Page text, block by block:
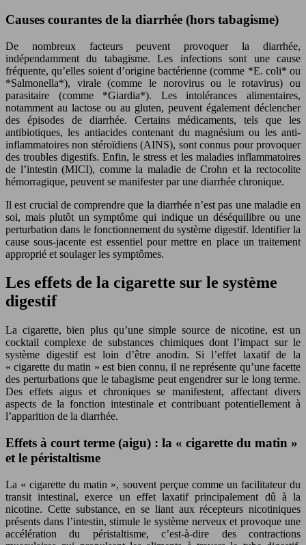
Causes courantes de la diarrhée (hors tabagisme)
De nombreux facteurs peuvent provoquer la diarrhée,
indépendamment du tabagisme. Les infections sont une cause
fréquente, qu’elles soient d’origine bactérienne (comme *E. coli* ou
*Salmonella*), virale (comme le norovirus ou le rotavirus) ou
parasitaire (comme *Giardia*). Les intolérances alimentaires,
notamment au lactose ou au gluten, peuvent également déclencher
des épisodes de diarrhée. Certains médicaments, tels que les
antibiotiques, les antiacides contenant du magnésium ou les anti-
inflammatoires non stéroïdiens (AINS), sont connus pour provoquer
des troubles digestifs. Enfin, le stress et les maladies inflammatoires
de l’intestin (MICI), comme la maladie de Crohn et la rectocolite
hémorragique, peuvent se manifester par une diarrhée chronique.
Il est crucial de comprendre que la diarrhée n’est pas une maladie en
soi, mais plutôt un symptôme qui indique un déséquilibre ou une
perturbation dans le fonctionnement du système digestif. Identifier la
cause sous-jacente est essentiel pour mettre en place un traitement
approprié et soulager les symptômes.
Les effets de la cigarette sur le système
digestif
La cigarette, bien plus qu’une simple source de nicotine, est un
cocktail complexe de substances chimiques dont l’impact sur le
système digestif est loin d’être anodin. Si l’effet laxatif de la
« cigarette du matin » est bien connu, il ne représente qu’une facette
des perturbations que le tabagisme peut engendrer sur le long terme.
Des effets aigus et chroniques se manifestent, affectant divers
aspects de la fonction intestinale et contribuant potentiellement à
l’apparition de la diarrhée.
Effets à court terme (aigu) : la « cigarette du matin »
et le péristaltisme
La « cigarette du matin », souvent perçue comme un facilitateur du
transit intestinal, exerce un effet laxatif principalement dû à la
nicotine. Cette substance, en se liant aux récepteurs nicotiniques
présents dans l’intestin, stimule le système nerveux et provoque une
accélération du péristaltisme, c’est-à-dire des contractions